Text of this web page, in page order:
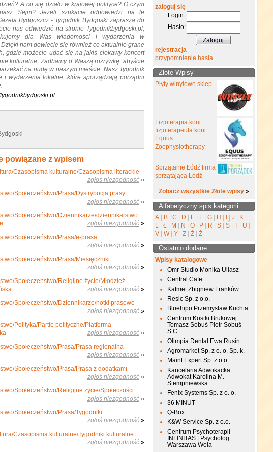
A co się działo w krajowej polityce? O czym
nasz Sejm? Jeżeli szukacie odpowiedzi na te
Bydgoszcz - Tygodnik Bydgoski zaprasza do
nas odwiedzić na stronie Tygodnikbydgoski.pl,
dla Was wiadomości i wydarzenia w
Dzięki nam dowiecie się również co aktualnie grane
gdzie możecie udać się na jakiś ciekawy koncert
kulturalne. Zadbamy o Waszą rozrywkę, abyście
na nudę w naszym mieście. Nasz Tygodnik
i wydarzenia lokalne, które sporządzają porządni
powiązane z wpisem
Czasopisma kulturalne/Czasopisma literackie
zgłoś niezgodność »
Społeczeństwo/Prasa/Dystrybucja prasy
zgłoś niezgodność »
Społeczeństwo/Dziennikarze/dziennikarstwo
zgłoś niezgodność »
Społeczeństwo/Prasa/e-prasa
zgłoś niezgodność »
Społeczeństwo/Prasa/Miesięczniki
zgłoś niezgodność »
Społeczeństwo/Religijne życie/Młodzież
zgłoś niezgodność »
Społeczeństwo/Dziennikarze/notki prasowe
zgłoś niezgodność »
Polityka/Partie polityczne/Platforma
zgłoś niezgodność »
Społeczeństwo/Prasa/Prasa regionalna
zgłoś niezgodność »
Społeczeństwo/Prasa/Prasa z dodatkami
zgłoś niezgodność »
Społeczeństwo/Religijne życie/Społeczości
zgłoś niezgodność »
Społeczeństwo/Prasa/Tygodniki
zgłoś niezgodność »
Czasopisma kulturalne/Tygodniki kulturalne
zgłoś niezgodność »
zaloguj się
Login:
Hasło:
rejestracja
przypomnienie hasła
Złote Wpisy
Płyty winylowe sklep
Fizjoterapia koni
fizjoterapeuta koni
Equus
Zoophysiotherapy
Sprzątanie Łódź firma
sprzątająca Łódź
Zobacz wszystkie Złote wpisy »
Alfabetyczny spis kategorii
A B C D E F G H J K
L
Ł M N O P R S Ś T U
V
W Y Z Ź Ż
Ostatnio dodane
Wpisy katalogowe
Omr Studio Monika Uliasz
Central Cafe
Katmet Zbigniew Franków
Resic Sp. z o.o.
Bluehipo Przemysław Kuchta
Centrum Kostki Brukowej
Tomasz Sobuś Piotr Sobuś
S.C.
Olimpia Dental Ewa Rusin
Agromarket Sp. z o. o. Sp. k.
Maint Expert Sp. z o.o.
Kancelaria Adwokacka
Adwokat Karolina M.
Stempniewska
Fenix Systems Sp. z o. o.
36 MINUT
Q-Box
K&W Service Sp. z o.o.
Centrum Psychoterapii
INFINITAS | Psycholog
Warszawa Wola